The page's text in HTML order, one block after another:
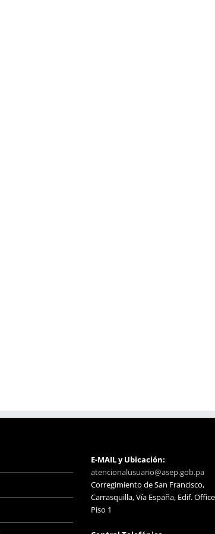
E-MAIL y Ubicación:
atencionalusuario@asep.gob.pa
Corregimiento de San Francisco,
Carrasquilla, Vía España, Edif.
Piso 1